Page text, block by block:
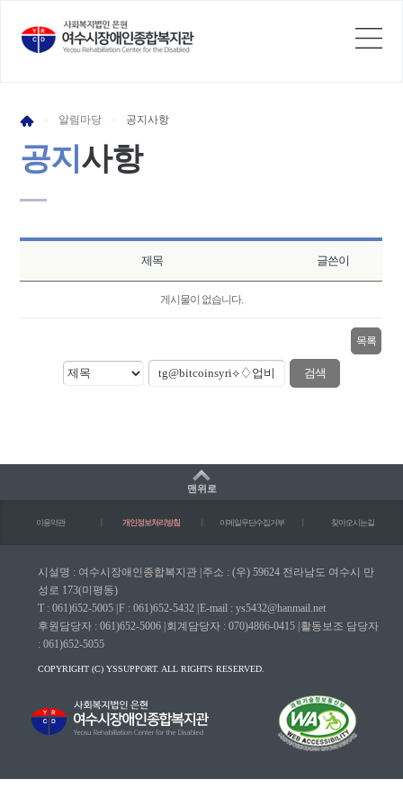
> 알림 마당 > 공지사항
공지 사항
제목 글쓴이
게시물이 없습니다.
목록
검색
맨위로
이용약관 개인정보처리방침 이메일무단수집거부 찾아오시는길
시설명 : 여수시장애인종합복지관 주소 : (우) 59624 전라남도 여수시 만
성로 173(미평동)
T : 061)652-5005 F : 061)652-5432 E-mail : ys5432@hanmail.net
후원담당자 : 061)652-5006 회계담당자 : 070)4866-0415 활동보조 담당자
: 061)652-5055
COPYRIGHT (C) YSSUPPORT. ALL RIGHTS RESERVED.
크(WA인증마크)